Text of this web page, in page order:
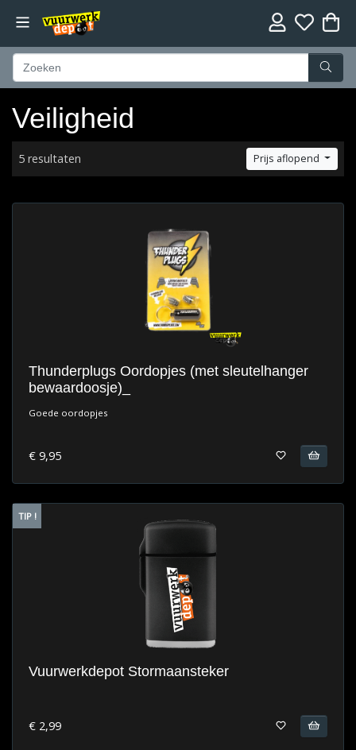
Veiligheid
5 resultaten Prijs aflopend
Thunderplugs Oordopjes (met sleutelhanger
bewaardoosje)_
Goede oordopjes
€ 9,95
TIP !
Vuurwerkdepot Stormaansteker
€ 2,99